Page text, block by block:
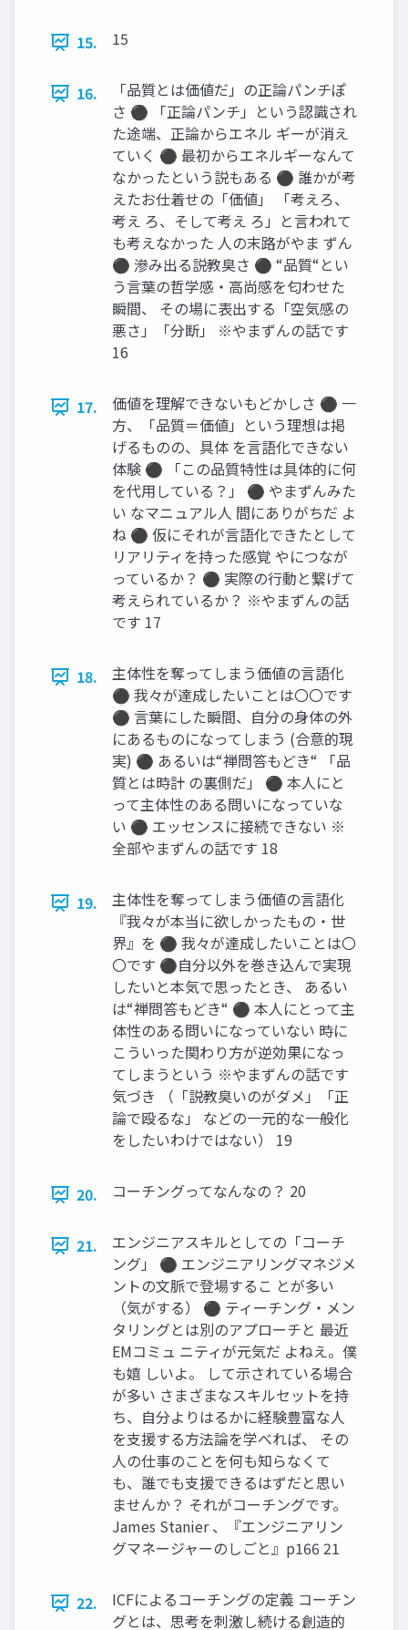
15. 15
16.
「品質とは価値だ」の正論パンチぽ
さ ⚫ 「正論パンチ」という認識され
た途端、正論からエネル ギーが消え
ていく ⚫ 最初からエネルギーなんて
なかったという説もある ⚫ 誰かが考
えたお仕着せの「価値」 「考えろ、
考え ろ、そして考え ろ」と言われて
も考えなかった 人の末路がやま ずん
⚫ 滲み出る説教臭さ ⚫ “品質“とい
う言葉の哲学感・高尚感を匂わせた
瞬間、 その場に表出する「空気感の
悪さ」「分断」 ※やまずんの話です
16
17.
価値を理解できないもどかしさ ⚫ 一
方、「品質＝価値」という理想は掲
げるものの、具体 を言語化できない
体験 ⚫ 「この品質特性は具体的に何
を代用している？」 ⚫ やまずんみた
い なマニュアル人 間にありがちだ よ
ね ⚫ 仮にそれが言語化できたとして
リアリティを持った感覚 やにつなが
っているか？ ⚫ 実際の行動と繋げて
考えられているか？ ※やまずんの話
です 17
18.
主体性を奪ってしまう価値の言語化
⚫ 我々が達成したいことは〇〇です
⚫ 言葉にした瞬間、自分の身体の外
にあるものになってしまう (合意的現
実) ⚫ あるいは“禅問答もどき“ 「品
質とは時計 の裏側だ」 ⚫ 本人にと
って主体性のある問いになっていな
い ⚫ エッセンスに接続できない ※
全部やまずんの話です 18
19.
主体性を奪ってしまう価値の言語化
『我々が本当に欲しかったもの・世
界』を ⚫ 我々が達成したいことは〇
〇です ⚫自分以外を巻き込んで実現
したいと本気で思ったとき、 あるい
は“禅問答もどき“ ⚫ 本人にとって主
体性のある問いになっていない 時に
こういった関わり方が逆効果になっ
てしまうという ※やまずんの話です
気づき （「説教臭いのがダメ」「正
論で殴るな」 などの一元的な一般化
をしたいわけではない） 19
20. コーチングってなんなの？ 20
21.
エンジニアスキルとしての「コーチ
ング」 ⚫ エンジニアリングマネジメ
ントの文脈で登場するこ とが多い
（気がする） ⚫ ティーチング・メン
タリングとは別のアプローチと 最近
EMコミュ ニティが元気だ よねえ。僕
も嬉 しいよ。 して示されている場合
が多い さまざまなスキルセットを持
ち、自分よりはるかに経験豊富な人
を支援する方法論を学べれば、 その
人の仕事のことを何も知らなくて
も、誰でも支援できるはずだと思い
ませんか？ それがコーチングです。
James Stanier 、『エンジニアリン
グマネージャーのしごと』p166 21
22.
ICFによるコーチングの定義 コーチン
グとは、思考を刺激し続ける創造的